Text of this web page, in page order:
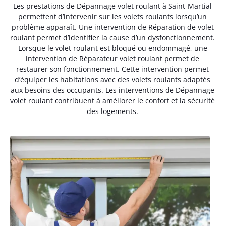
Les prestations de Dépannage volet roulant à Saint-Martial
permettent d’intervenir sur les volets roulants lorsqu’un
problème apparaît. Une intervention de Réparation de volet
roulant permet d’identifier la cause d’un dysfonctionnement.
Lorsque le volet roulant est bloqué ou endommagé, une
intervention de Réparateur volet roulant permet de
restaurer son fonctionnement. Cette intervention permet
d’équiper les habitations avec des volets roulants adaptés
aux besoins des occupants. Les interventions de Dépannage
volet roulant contribuent à améliorer le confort et la sécurité
des logements.